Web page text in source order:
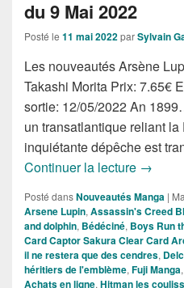
du 9 Mai 2022
Posté le 11 mai 2022parSylvain
Les nouveautés Arsène
Takashi Morita Prix: 7.65€
sortie: 12/05/2022 An
un transatlantique reliant
inquiétante dépêche est
Continuer la lecture →
Posté dansNouveautés Manga |
Arsene Lupin, Assassin's Creed
and dolphin, Bédéciné, Boys Run
Card Captor Sakura Clear Card
il ne restera que des cendres,
héritiers de l'emblème, Fuji Manga,
Achats en ligne, Hitman les